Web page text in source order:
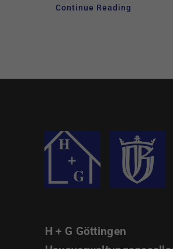
Continue Reading
H + G Göttingen